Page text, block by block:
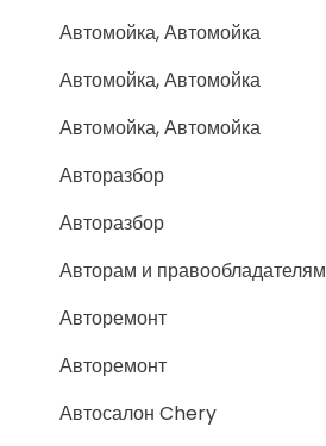
Автомойка, Автомойка
Автомойка, Автомойка
Автомойка, Автомойка
Авторазбор
Авторазбор
Авторам и правообладателям
Авторемонт
Авторемонт
Автосалон Chery